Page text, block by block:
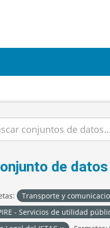
de
Transporte y
- Servicios de utilidad